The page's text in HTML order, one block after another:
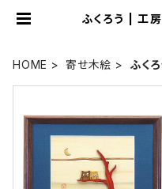
ふくろう | 工
HOME 寄せ木絵 ふくろ